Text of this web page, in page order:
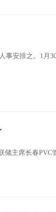
安排之。1
主席长春